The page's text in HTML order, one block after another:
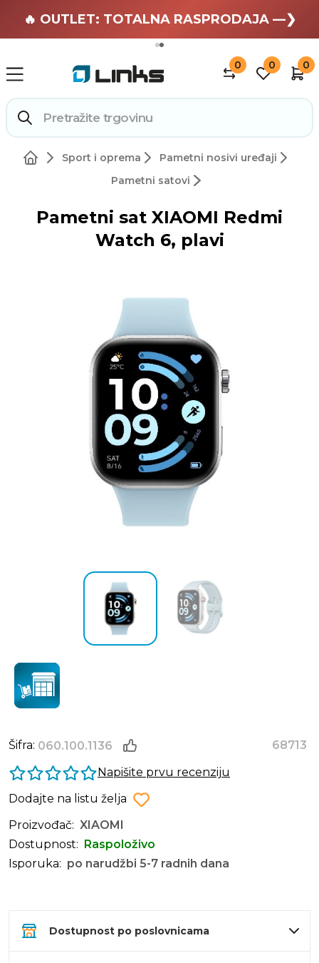
🏄 Zaslužuješ odmor —❯
🔥 OUTLET: TOTALNA RASPRODAJA —❯
0 0 0
Sport i oprema
Pametni nosivi uređaji
Pametni satovi
Pametni sat XIAOMI Redmi
Watch 6, plavi
Šifra: 060.100.1136
68713
Napišite prvu recenziju
Dodajte na listu želja
Proizvođač: XIAOMI
Dostupnost:
Raspoloživo
Isporuka: po narudžbi 5-7 radnih dana
Dostupnost po poslovnicama